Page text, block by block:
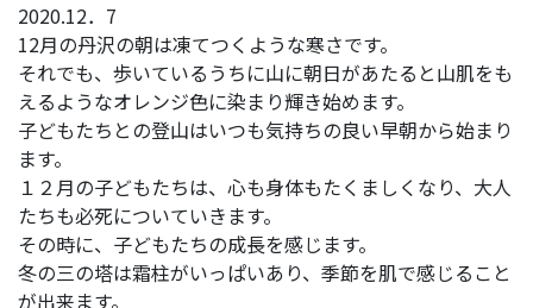
2020.12．7
12月の丹沢の朝は凍てつくような寒さです。
それでも、歩いているうちに山に朝日があたると山肌をも
えるようなオレンジ色に染まり輝き始めます。
子どもたちとの登山はいつも気持ちの良い早朝から始まり
ます。
１２月の子どもたちは、心も身体もたくましくなり、大人
たちも必死についていきます。
その時に、子どもたちの成長を感じます。
冬の三の塔は霜柱がいっぱいあり、季節を肌で感じること
が出来ます。